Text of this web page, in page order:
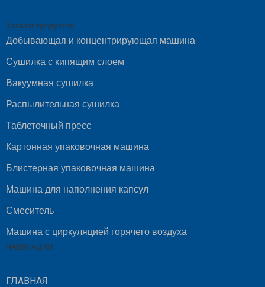
Каталог продуктов
Добывающая и концентрирующая машина
Сушилка с кипящим слоем
Вакуумная сушилка
Распылительная сушилка
Таблеточный пресс
Картонная упаковочная машина
Блистерная упаковочная машина
Машина для наполнения капсул
Смеситель
Машина с циркуляцией горячего воздуха
НАВИГАЦИЯ
ГЛАВНАЯ